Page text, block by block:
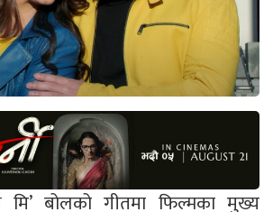
बोलको गीतमा फिल्मका मुख्य